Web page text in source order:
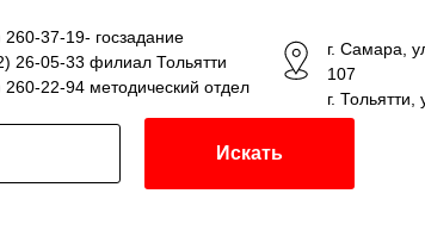
37-19- госзадание
26-05-33 филиал Тольятти
260-22-94 методический отдел
г. Самара,
107
г.
Искать